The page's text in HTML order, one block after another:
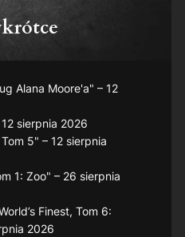
Alana Moore'a" – 12
sierpnia 2026
5" – 12 sierpnia
1: Zoo" – 26 sierpnia
Finest, Tom 6:
2026